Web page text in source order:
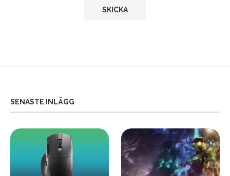
SENASTE INLÄGG